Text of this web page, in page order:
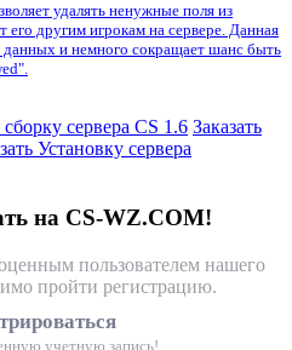
удалять ненужные поля из
его другим игрокам на сервере. Данная
и немного сокращает шанс быть
сборку сервера CS 1.6 Заказать
Установку сервера
на CS-WZ.COM!
пользователем нашего
пройти регистрацию.
учетную запись!